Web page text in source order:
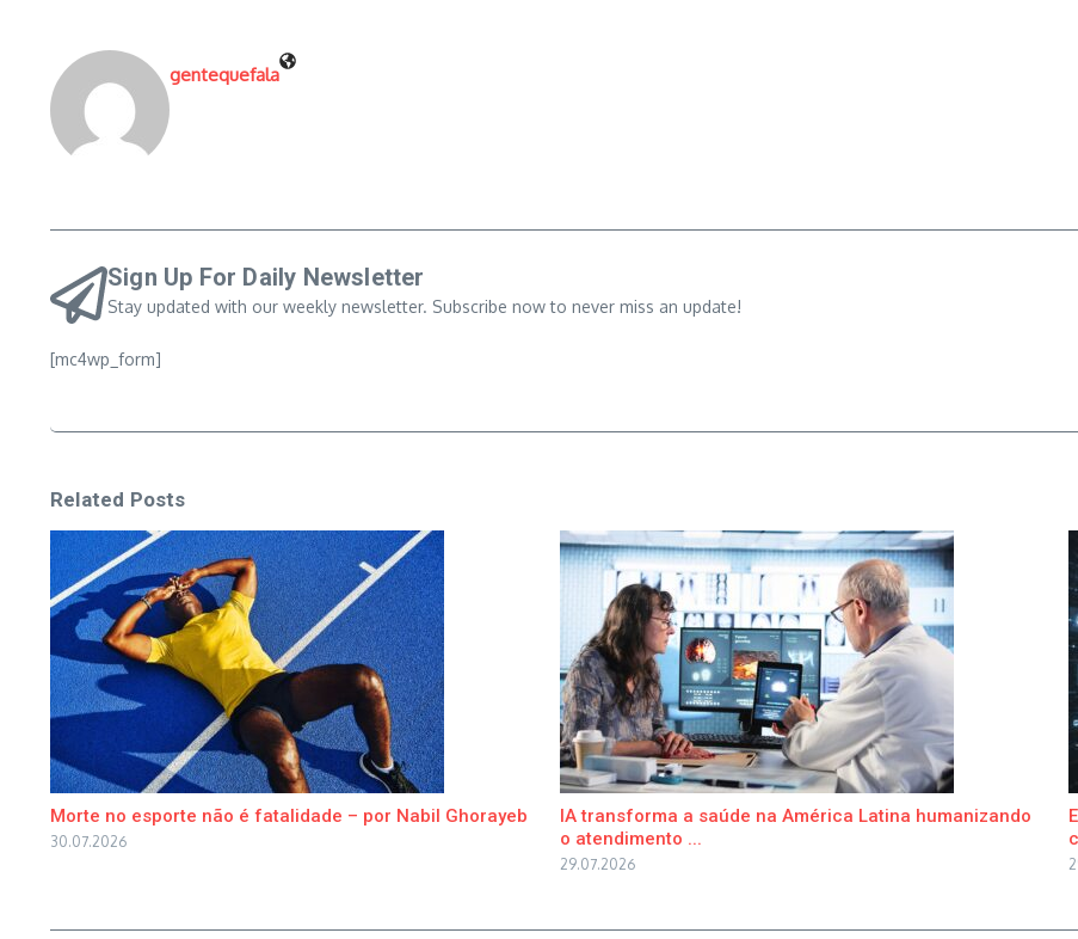
gentequefala
Sign Up For Daily Newsletter
Stay updated with our weekly newsletter. Subscribe now to never miss an update!
[mc4wp_form]
Related Posts
Morte no esporte não é fatalidade – por Nabil Ghorayeb
30.07.2026
IA transforma a saúde na América Latina humanizando
o atendimento ...
29.07.2026